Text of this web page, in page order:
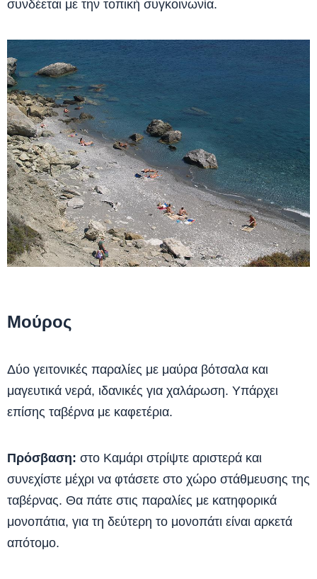
συνδέεται με την τοπική συγκοινωνία.
Μούρος
Δύο γειτονικές παραλίες με μαύρα βότσαλα και
μαγευτικά νερά, ιδανικές για χαλάρωση. Υπάρχει
επίσης ταβέρνα με καφετέρια.
Πρόσβαση: στο Καμάρι στρίψτε αριστερά και
συνεχίστε μέχρι να φτάσετε στο χώρο στάθμευσης της
ταβέρνας. Θα πάτε στις παραλίες με κατηφορικά
μονοπάτια, για τη δεύτερη το μονοπάτι είναι αρκετά
απότομο.